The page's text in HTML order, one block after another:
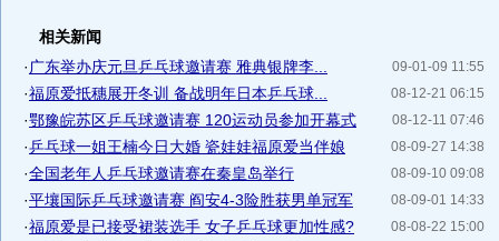
相关新闻
09-01-09 11:55
· 广东举办庆元旦乒乓球邀请赛 雅典银牌李...
08-12-21 06:15
·福原爱抵穗展开冬训 备战明年日本乒乓球...
08-12-11 07:46
·鄂豫皖苏区乒乓球邀请赛 120运动员参加开幕式
08-09-27 14:38
·乒乓球一姐王楠今日大婚 瓷娃娃福原爱当伴娘
08-09-10 09:08
·全国老年人乒乓球邀请赛在秦皇岛举行
08-09-01 14:33
·平壤国际乒乓球邀请赛 阎安4-3险胜获男单冠军
08-08-22 15:00
·福原爱是已接受裙装选手 女子乒乓球更加性感?